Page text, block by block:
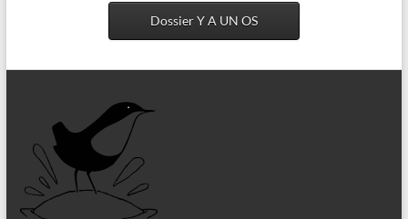
Dossier Y A UN OS